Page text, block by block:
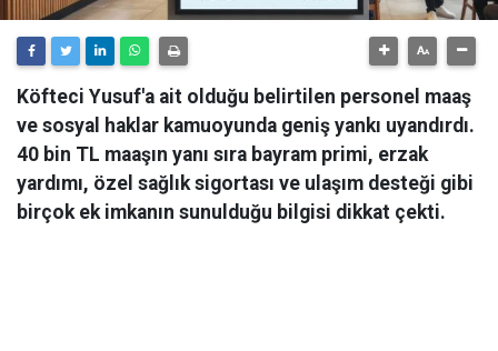
Köfteci Yusuf'a ait olduğu belirtilen personel maaş
ve sosyal haklar kamuoyunda geniş yankı uyandırdı.
40 bin TL maaşın yanı sıra bayram primi, erzak
yardımı, özel sağlık sigortası ve ulaşım desteği gibi
birçok ek imkanın sunulduğu bilgisi dikkat çekti.